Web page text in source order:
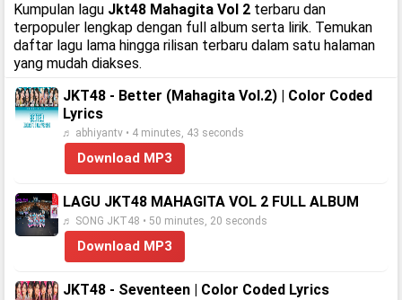
Kumpulan lagu Jkt48 Mahagita Vol 2 terbaru dan
terpopuler lengkap dengan full album serta lirik. Temukan
daftar lagu lama hingga rilisan terbaru dalam satu halaman
yang mudah diakses.
JKT48 - Better (Mahagita Vol.2) | Color Coded
Lyrics
♬ abhiyantv • 4 minutes, 43 seconds
Download MP3
LAGU JKT48 MAHAGITA VOL 2 FULL ALBUM
♬ SONG JKT48 • 50 minutes, 20 seconds
Download MP3
JKT48 - Seventeen | Color Coded Lyrics